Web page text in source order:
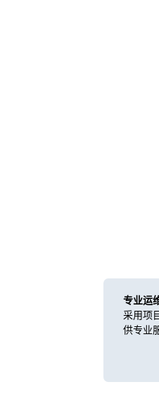
专业运
采用项
供专业